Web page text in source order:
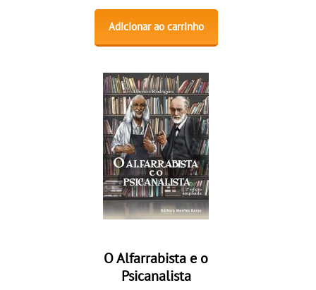
Adicionar ao carrinho
O Alfarrabista e o
Psicanalista